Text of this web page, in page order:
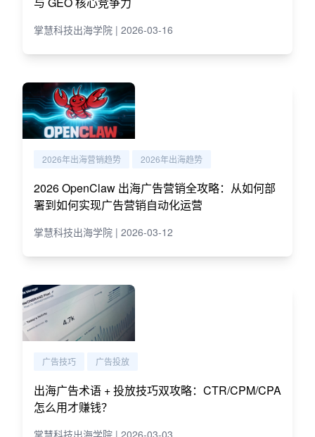
掌慧科技出海学院 | 2026-03-16
2026年出海营销趋势 2026年出海趋势
2026 OpenClaw 出海广告营销全攻略：从如何部
署到如何实现广告营销自动化运营
掌慧科技出海学院 | 2026-03-12
广告技巧 广告投放
出海广告术语 + 投放技巧双攻略：CTR/CPM/CPA
怎么用才赚钱？
掌慧科技出海学院 | 2026-03-03